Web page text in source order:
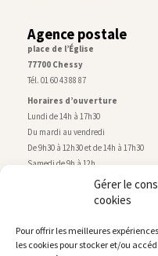
Gérer le
cookies
Pour offrir les meilleures
les cookies pour stocker et/ou
Agence postale
place de l’Église
77700 Chessy
Tél. 01 60 43 88 87
Horaires d’ouverture
Lundi de 14h à 17h30
Du mardi au vendredi
De 9h30 à 12h30 et de 14h à 17h30
Samedi de 9h à 12h
Service technique
rue de Montry–77700 Chessy
Tél. 01 60 43 52 63